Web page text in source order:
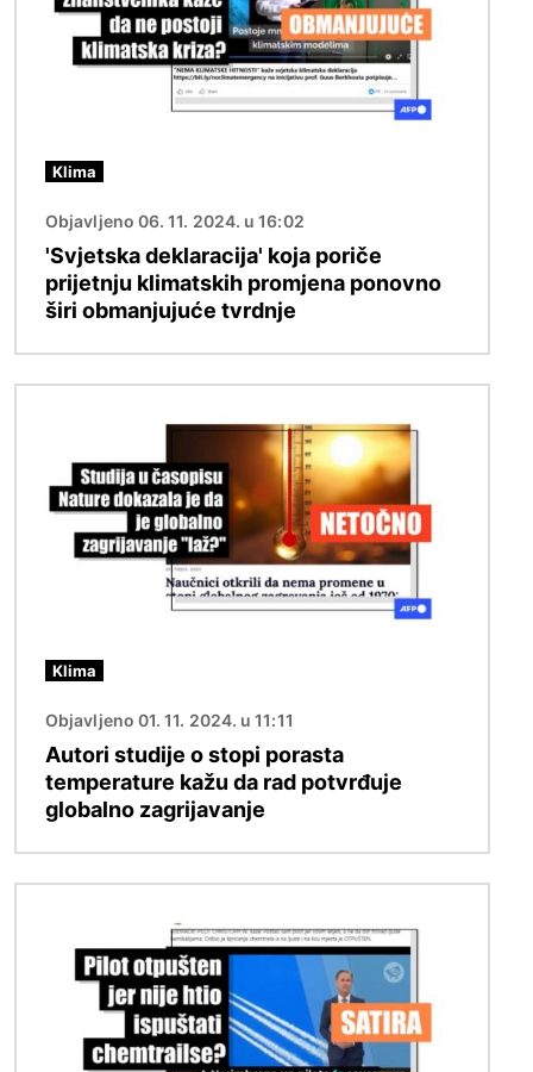
Klima
Objavljeno 06. 11. 2024. u 16:02
'Svjetska deklaracija' koja poriče
prijetnju klimatskih promjena ponovno
širi obmanjujuće tvrdnje
Klima
Objavljeno 01. 11. 2024. u 11:11
Autori studije o stopi porasta
temperature kažu da rad potvrđuje
globalno zagrijavanje